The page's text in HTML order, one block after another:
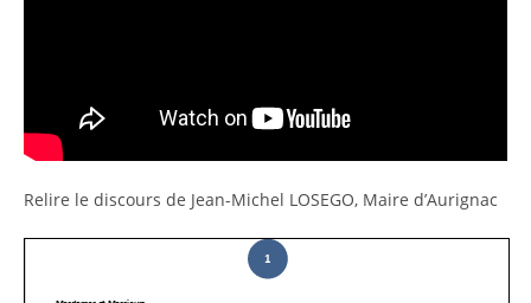
Relire le discours de Jean-Michel LOSEGO, Maire d’Aurignac